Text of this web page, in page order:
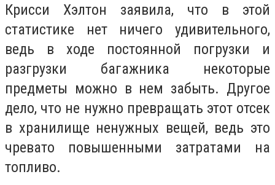
Крисси Хэлтон заявила, что в этой
статистике нет ничего удивительного,
ведь в ходе постоянной погрузки и
разгрузки багажника некоторые
предметы можно в нем забыть. Другое
дело, что не нужно превращать этот отсек
в хранилище ненужных вещей, ведь это
чревато повышенными затратами на
топливо.